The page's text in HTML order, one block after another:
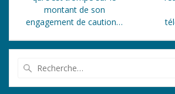
l’articlemontant de son
engagement de caution…
: